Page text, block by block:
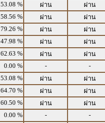
53.08 % ผ่าน ผ่าน
58.56 % ผ่าน ผ่าน
79.26 % ผ่าน ผ่าน
47.98 % ผ่าน ผ่าน
62.63 % ผ่าน ผ่าน
0.00 % - -
53.08 % ผ่าน ผ่าน
64.70 % ผ่าน ผ่าน
60.50 % ผ่าน ผ่าน
0.00 % - -